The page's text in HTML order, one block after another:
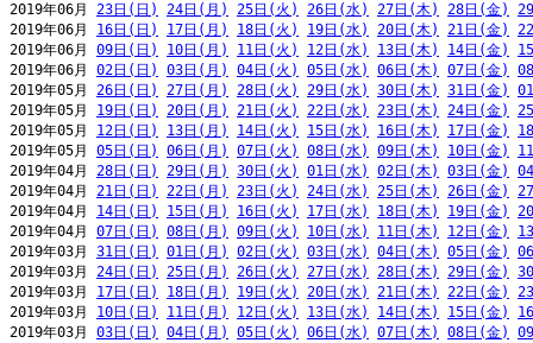
2019年06月 23日(日) 24日(月) 25日(火) 26日(水) 27日(木) 28日(金)
2019年06月 16日(日) 17日(月) 18日(火) 19日(水) 20日(木) 21日(金)
2019年06月 09日(日) 10日(月) 11日(火) 12日(水) 13日(木) 14日(金)
2019年06月 02日(日) 03日(月) 04日(火) 05日(水) 06日(木) 07日(金)
2019年05月 26日(日) 27日(月) 28日(火) 29日(水) 30日(木) 31日(金)
2019年05月 19日(日) 20日(月) 21日(火) 22日(水) 23日(木) 24日(金)
2019年05月 12日(日) 13日(月) 14日(火) 15日(水) 16日(木) 17日(金)
2019年05月 05日(日) 06日(月) 07日(火) 08日(水) 09日(木) 10日(金)
2019年04月 28日(日) 29日(月) 30日(火) 01日(水) 02日(木) 03日(金)
2019年04月 21日(日) 22日(月) 23日(火) 24日(水) 25日(木) 26日(金)
2019年04月 14日(日) 15日(月) 16日(火) 17日(水) 18日(木) 19日(金)
2019年04月 07日(日) 08日(月) 09日(火) 10日(水) 11日(木) 12日(金)
2019年03月 31日(日) 01日(月) 02日(火) 03日(水) 04日(木) 05日(金)
2019年03月 24日(日) 25日(月) 26日(火) 27日(水) 28日(木) 29日(金)
2019年03月 17日(日) 18日(月) 19日(火) 20日(水) 21日(木) 22日(金)
2019年03月 10日(日) 11日(月) 12日(火) 13日(水) 14日(木) 15日(金)
2019年03月 03日(日) 04日(月) 05日(火) 06日(水) 07日(木) 08日(金)